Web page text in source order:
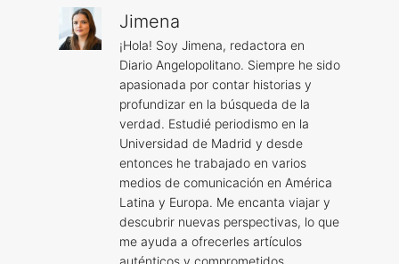
Jimena
¡Hola! Soy Jimena, redactora en
Diario Angelopolitano. Siempre he sido
apasionada por contar historias y
profundizar en la búsqueda de la
verdad. Estudié periodismo en la
Universidad de Madrid y desde
entonces he trabajado en varios
medios de comunicación en América
Latina y Europa. Me encanta viajar y
descubrir nuevas perspectivas, lo que
me ayuda a ofrecerles artículos
auténticos y comprometidos.